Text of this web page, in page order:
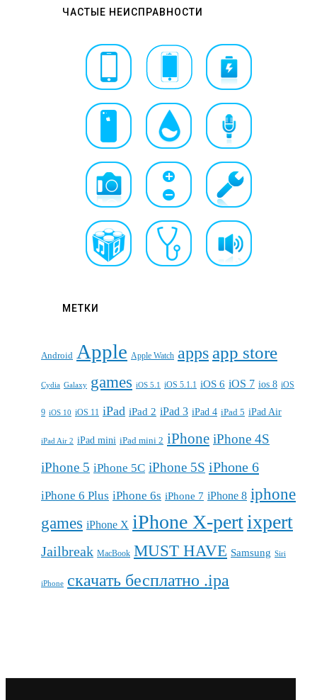
ЧАСТЫЕ НЕИСПРАВНОСТИ
МЕТКИ
Android Apple Apple Watch apps app store
Cydia Galaxy games iOS 5.1 iOS 5.1.1 iOS 6 iOS 7 ios 8 iOS
9 iOS 10 iOS 11 iPad iPad 2 iPad 3 iPad 4 iPad 5 iPad Air
iPad Air 2 iPad mini iPad mini 2 iPhone iPhone 4S
iPhone 5 iPhone 5C iPhone 5S iPhone 6
iPhone 6 Plus iPhone 6s iPhone 7 iPhone 8 iphone
games iPhone X iPhone X-pertixpert
Jailbreak MacBook MUST HAVE Samsung Siri
iPhone скачать бесплатно .ipa